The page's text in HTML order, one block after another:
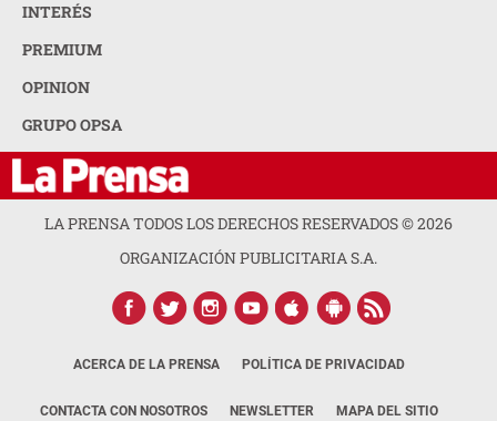
INTERÉS
PREMIUM
OPINION
GRUPO OPSA
LA PRENSA TODOS LOS DERECHOS RESERVADOS ©2026
ORGANIZACIÓN PUBLICITARIA S.A.
ACERCA DE LA PRENSA POLÍTICA DE PRIVACIDAD
CONTACTA CON NOSOTROS NEWSLETTER MAPA DEL SITIO